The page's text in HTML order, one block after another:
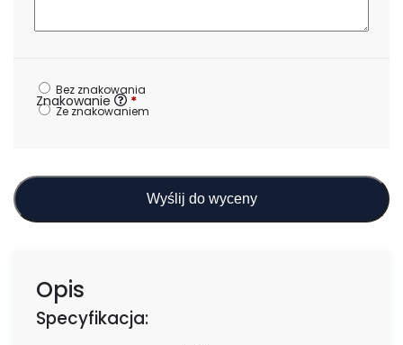
Znakowanie *
Bez znakowania
Ze znakowaniem
Wyślij do wyceny
Opis
Specyfikacja: